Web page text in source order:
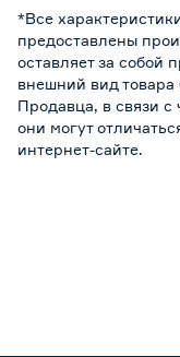
*Все
предоставлены
оставляет за собой
внешний вид товара
Продавца, в связи с
они могут
интернет-сайте.